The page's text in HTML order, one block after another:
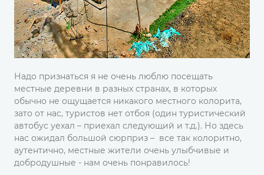
Надо признаться я не очень люблю посещать
местные деревни в разных странах, в которых
обычно не ощущается никакого местного колорита,
зато от нас, туристов нет отбоя (один туристичеcкий
автобус уехал – приехал следующий и т.д.). Но здесь
нас ожидал большой сюрприз – все так колоритно,
аутентично, местные жители очень улыбчивые и
добродушные - нам очень понравилось!